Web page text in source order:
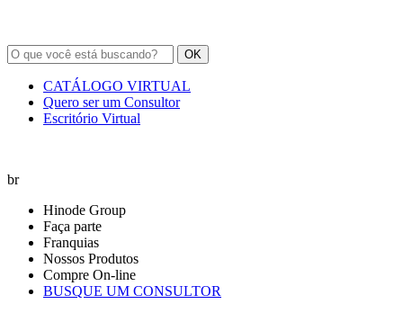
OK
CATÁLOGO VIRTUAL
Quero ser um Consultor
Escritório Virtual
br
Hinode Group
Faça parte
Franquias
Nossos Produtos
Compre On-line
BUSQUE UM CONSULTOR